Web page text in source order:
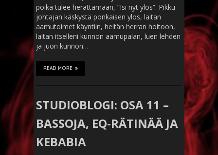
poika tulee herättämään, ”Isi nyt ylös”. Pikku-
johtajan käskystä ponkaisen ylös, laitan
aamutoimet käyntiin, heitän herran hoitoon,
laitan itselleni kunnon aamupalan, luen lehden
ja juon kunnon…
READ MORE
STUDIOBLOGI: OSA 11 –
BASSOJA, EQ-RÄTINÄÄ JA
KEBABIA